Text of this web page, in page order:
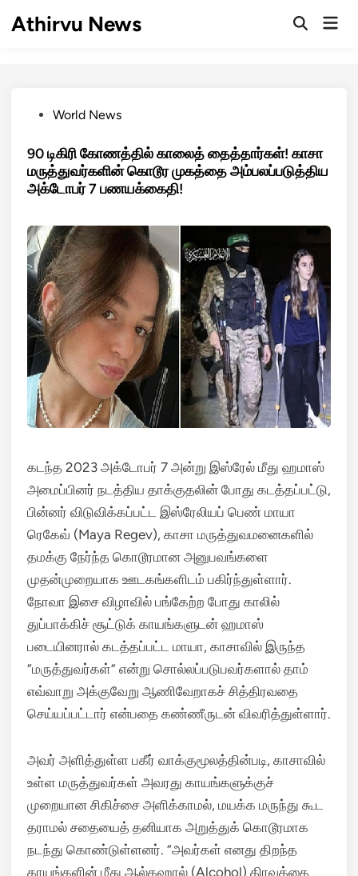
Athirvu News
OpenMain
PostedWorld News
90 டிகிரி கோணத்தில் காலைத் தைத்தார்கள்! காசா
மருத்துவர்களின் கொடூர முகத்தை அம்பலப்படுத்திய
அக்டோபர் 7 பணயக்கைதி!
கடந்த 2023 அக்டோபர் 7 அன்று இஸ்ரேல் மீது ஹமாஸ்
அமைப்பினர் நடத்திய தாக்குதலின் போது கடத்தப்பட்டு,
பின்னர் விடுவிக்கப்பட்ட இஸ்ரேலியப் பெண் மாயா
ரெகேவ் (Maya Regev), காசா மருத்துவமனைகளில்
தமக்கு நேர்ந்த கொடூரமான அனுபவங்களை
முதன்முறையாக ஊடகங்களிடம் பகிர்ந்துள்ளார்.
நோவா இசை விழாவில் பங்கேற்ற போது காலில்
துப்பாக்கிச் சூட்டுக் காயங்களுடன் ஹமாஸ்
படையினரால் கடத்தப்பட்ட மாயா, காசாவில் இருந்த
“மருத்துவர்கள்” என்று சொல்லப்படுபவர்களால் தாம்
எவ்வாறு அக்குவேறு ஆணிவேறாகச் சித்திரவதை
செய்யப்பட்டார் என்பதை கண்ணீருடன் விவரித்துள்ளார்.
அவர் அளித்துள்ள பகீர் வாக்குமூலத்தின்படி, காசாவில்
உள்ள மருத்துவர்கள் அவரது காயங்களுக்குச்
முறையான சிகிச்சை அளிக்காமல், மயக்க மருந்து கூட
தராமல் சதையைத் தனியாக அறுத்துக் கொடூரமாக
நடந்து கொண்டுள்ளனர். “அவர்கள் எனது திறந்த
காயங்களின் மீது ஆல்கஹால் (Alcohol) திரவத்தை